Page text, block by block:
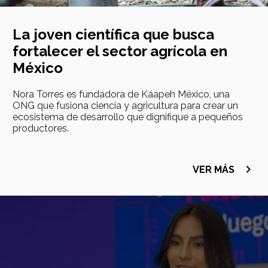
La joven científica que busca
fortalecer el sector agrícola en
México
Nora Torres es fundadora de Káapeh México, una
ONG que fusiona ciencia y agricultura para crear un
ecosistema de desarrollo que dignifique a pequeños
productores.
VER MÁS navigate_next